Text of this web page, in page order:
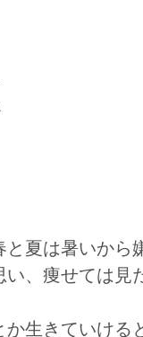
夏は暑いから
、痩せては見
生きていける